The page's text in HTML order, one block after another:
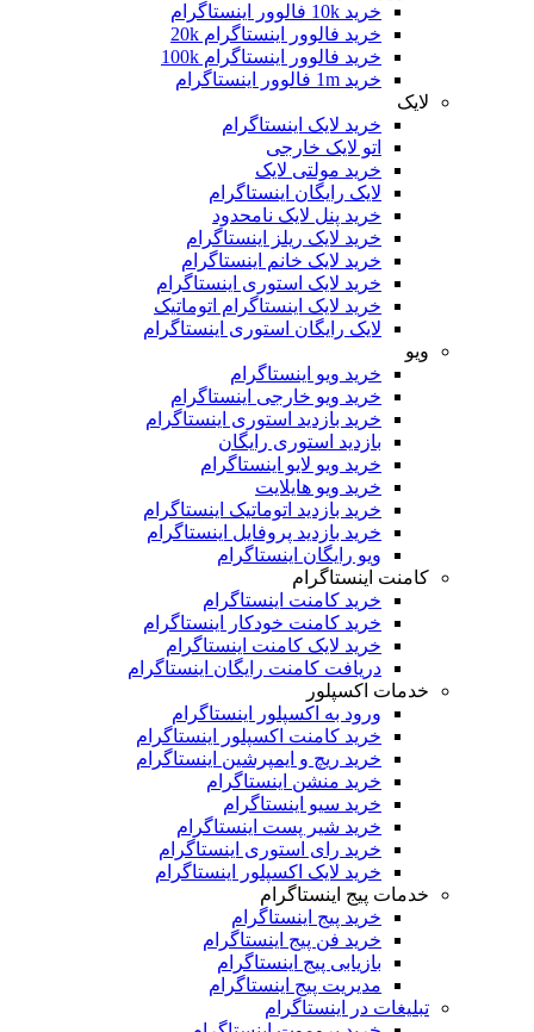
خرید 10k فالوور اینستاگرام
خرید فالوور اینستاگرام 20k
خرید فالوور اینستاگرام 100k
خرید 1m فالوور اینستاگرام
لایک
خرید لایک اینستاگرام
اتو لایک خارجی
خرید مولتی لایک
لایک رایگان اینستاگرام
خرید پنل لایک نامحدود
خرید لایک ریلز اینستاگرام
خرید لایک خانم اینستاگرام
خرید لایک استوری اینستاگرام
خرید لایک اینستاگرام اتوماتیک
لایک رایگان استوری اینستاگرام
ویو
خرید ویو اینستاگرام
خرید ویو خارجی اینستاگرام
خرید بازدید استوری اینستاگرام
بازدید استوری رایگان
خرید ویو لایو اینستاگرام
خرید ویو هایلایت
خرید بازدید اتوماتیک اینستاگرام
خرید بازدید پروفایل اینستاگرام
ویو رایگان اینستاگرام
کامنت اینستاگرام
خرید کامنت اینستاگرام
خرید کامنت خودکار اینستاگرام
خرید لایک کامنت اینستاگرام
دریافت کامنت رایگان اینستاگرام
خدمات اکسپلور
ورود به اکسپلور اینستاگرام
خرید کامنت اکسپلور اینستاگرام
خرید ریچ و ایمپرشین اینستاگرام
خرید منشن اینستاگرام
خرید سیو اینستاگرام
خرید شیر پست اینستاگرام
خرید رای استوری اینستاگرام
خرید لایک اکسپلور اینستاگرام
خدمات پیج اینستاگرام
خرید پیج اینستاگرام
خرید فن پیج اینستاگرام
بازیابی پیج اینستاگرام
مدیریت پیج اینستاگرام
تبلیغات در اینستاگرام